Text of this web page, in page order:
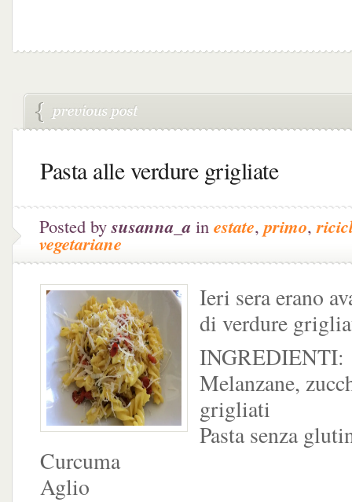
Pasta alle verdure grigliate
Posted bysusanna_a in estate,primo,
vegetariane
Ieri sera erano
di verdure
INGREDIENTI:
Melanzane,
grigliati
Pasta senza
Curcuma
Aglio